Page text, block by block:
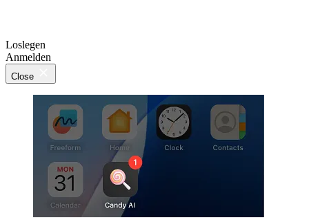
Loslegen
Anmelden
Close